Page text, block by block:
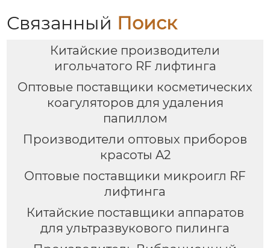
Связанный Поиск
Китайские производители
игольчатого RF лифтинга
Оптовые поставщики косметических
коагуляторов для удаления
папиллом
Производители оптовых приборов
красоты A2
Оптовые поставщики микроигл RF
лифтинга
Китайские поставщики аппаратов
для ультразвукового пилинга